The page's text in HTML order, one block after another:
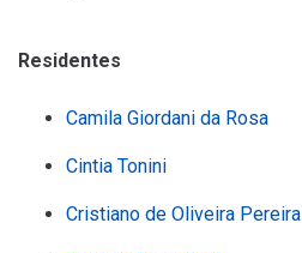
Residentes
Camila Giordani da Rosa
Cintia Tonini
Cristiano de Oliveira Pereira